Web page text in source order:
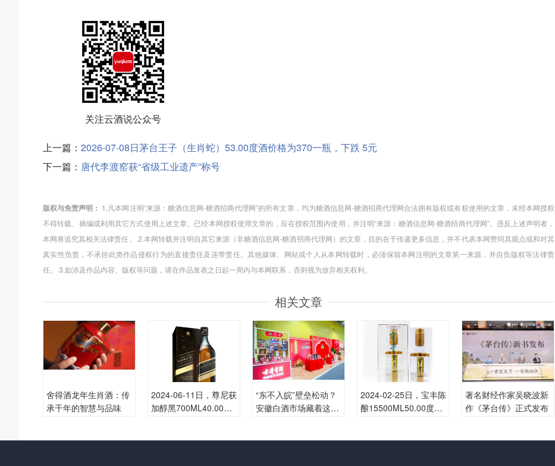
关注云酒说公众号
上一篇： 2026-07-08日茅台王子（生肖蛇）53.00度酒价格为370一瓶，下跌 5元
下一篇： 唐代李渡窑获“省级工业遗产”称号
版权与免责声明： 1.凡本网注明“来源：糖酒信息网-糖酒招商代理网”的所有文章，均为糖酒信息网-糖酒招商代理网合法拥有版权或有权使用的文章，未经本网授权
不得转载、摘编或利用其它方式使用上述文章。已经本网授权使用文章的，应在授权范围内使用，并注明“来源：糖酒信息网-糖酒招商代理网”。违反上述声明者，
本网将追究其相关法律责任。 2.本网转载并注明自其它来源（非糖酒信息网-糖酒招商代理网）的文章，目的在于传递更多信息，并不代表本网赞同其观点或和对其
真实性负责，不承担此类作品侵权行为的直接责任及连带责任。其他媒体、网站或个人从本网转载时，必须保留本网注明的文章第一来源，并自负版权等法律责
任。 3.如涉及作品内容、版权等问题，请在作品发表之日起一周内与本网联系，否则视为放弃相关权利。
相关文章
舍得酒龙年生肖酒：传
承千年的智慧与品味
2024-06-11日，尊尼获
加醇黑700ML40.00度
“东不入皖”壁垒松动？
安徽白酒市场藏着这些
2024-02-25日，宝丰陈
酿15500ML50.00度酒
著名财经作家吴晓波新
作《茅台传》正式发布